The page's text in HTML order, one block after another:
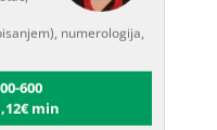
numerologija,
600
min